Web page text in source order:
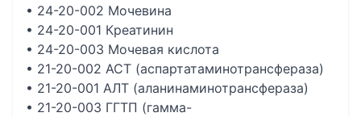
• 24-20-002 Мочевина
• 24-20-001 Креатинин
• 24-20-003 Мочевая кислота
• 21-20-002 АСТ (аспартатаминотрансфераза)
• 21-20-001 АЛТ (аланинаминотрансфераза)
• 21-20-003 ГГТП (гамма-